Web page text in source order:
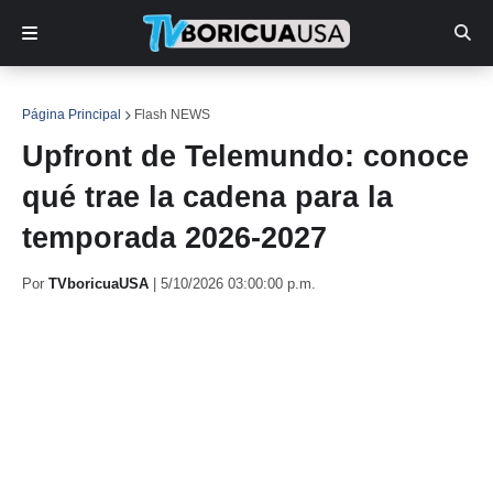
Página Principal Flash NEWS
Upfront de Telemundo: conoce
qué trae la cadena para la
temporada 2026-2027
Por TVboricuaUSA 5/10/2026 03:00:00 p.m.